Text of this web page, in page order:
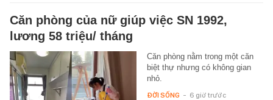
Căn phòng của nữ giúp việc SN 1992,
lương 58 triệu/ tháng
Căn phòng nằm trong một căn
biệt thự nhưng có không gian
nhỏ.
ĐỜI SỐNG - 6 giờ trước